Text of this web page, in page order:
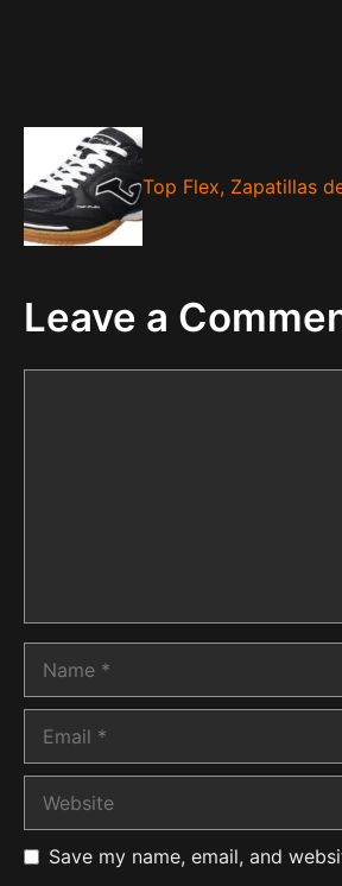
Top Flex, Zapatillas
Leave a
Save my name, email, and